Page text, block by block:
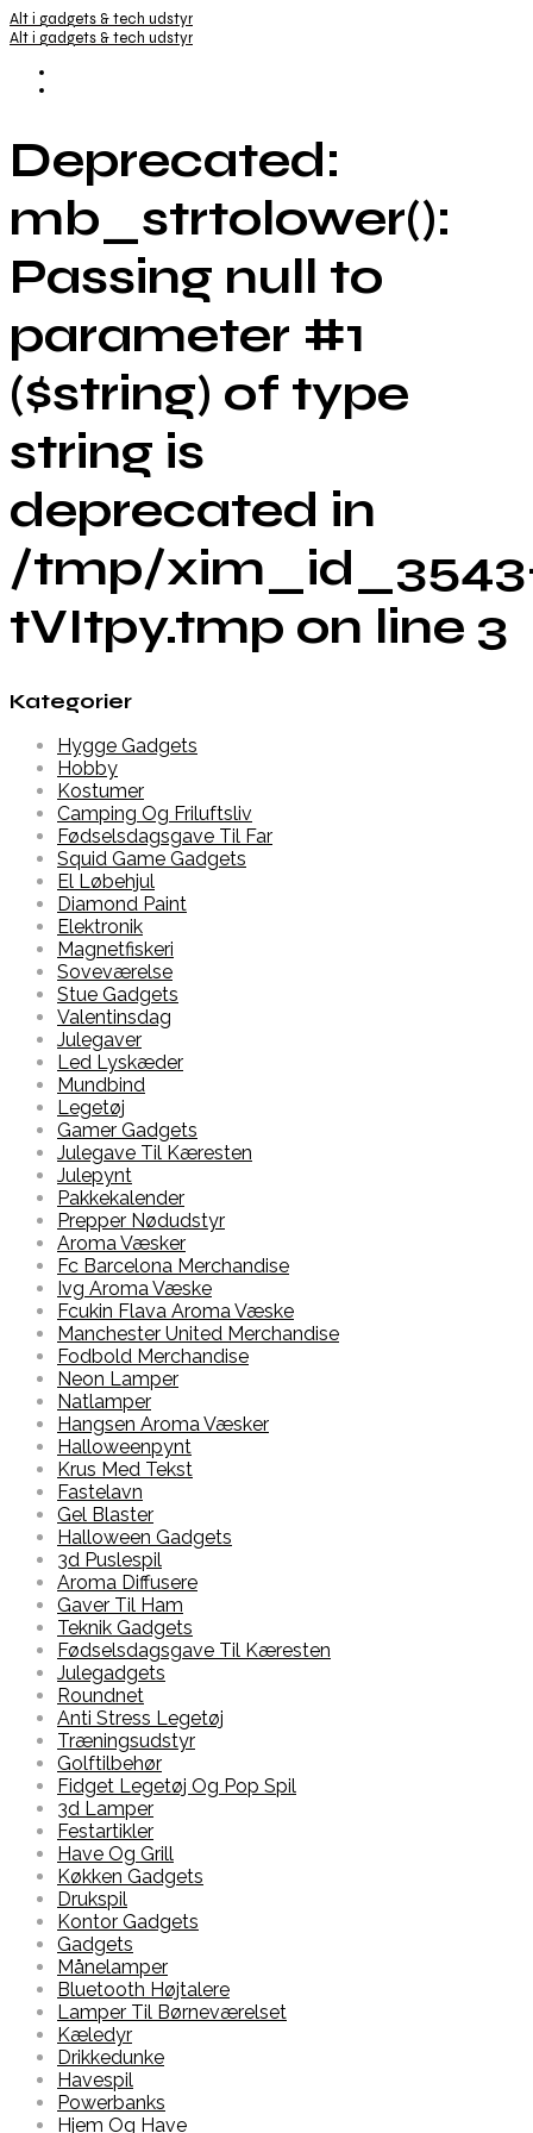
Alt i gadgets & tech udstyr
Alt i gadgets & tech udstyr
Deprecated:
mb_strtolower():
Passing null to
parameter #1
($string) of type
string is
deprecated in
/tmp/
tVItpy.tmp on line 3
Kategorier
Hygge Gadgets
Hobby
Kostumer
Camping Og Friluftsliv
Fødselsdagsgave Til Far
Squid Game Gadgets
El Løbehjul
Diamond Paint
Elektronik
Magnetfiskeri
Soveværelse
Stue Gadgets
Valentinsdag
Julegaver
Led Lyskæder
Mundbind
Legetøj
Gamer Gadgets
Julegave Til Kæresten
Julepynt
Pakkekalender
Prepper Nødudstyr
Aroma Væsker
Fc Barcelona Merchandise
Ivg Aroma Væske
Fcukin Flava Aroma Væske
Manchester United Merchandise
Fodbold Merchandise
Neon Lamper
Natlamper
Hangsen Aroma Væsker
Halloweenpynt
Krus Med Tekst
Fastelavn
Gel Blaster
Halloween Gadgets
3d Puslespil
Aroma Diffusere
Gaver Til Ham
Teknik Gadgets
Fødselsdagsgave Til Kæresten
Julegadgets
Roundnet
Anti Stress Legetøj
Træningsudstyr
Golftilbehør
Fidget Legetøj Og Pop Spil
3d Lamper
Festartikler
Have Og Grill
Køkken Gadgets
Drukspil
Kontor Gadgets
Gadgets
Månelamper
Bluetooth Højtalere
Lamper Til Børneværelset
Kæledyr
Drikkedunke
Havespil
Powerbanks
Hjem Og Have